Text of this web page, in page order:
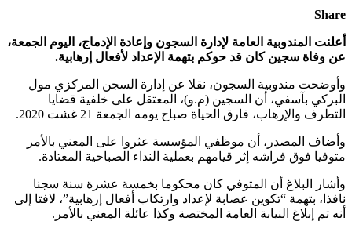
Share
أعلنت المندوبية العامة لإدارة السجون وإعادة الإدماج، اليوم الجمعة،
عن وفاة سجين كان قد حوكم بتهمة الإعداد لأفعال إرهابية.
وأوضحت مندوبية السجون، نقلا عن إدارة السجن المركزي مول
البركي بآسفي، أن السجين (م.و)، المعتقل على خلفية قضايا
التطرف والإرهاب، فارق الحياة صباح يومه الجمعة 21 غشت 2020.
وأضاف المصدر، أن موظفي المؤسسة عثروا على المعني بالأمر
متوفيا فوق فراشه إثر قيامهم بعملية النداء الصباحية المعتادة.
وأشار البلاغ أن المتوفي كان محكوما بخمسة عشرة سنة سجنا
نافذا، بتهمة “تكوين عصابة لإعداد وارتكاب أفعال إرهابية”، لافتا إلى
أنه تم إبلاغ النيابة العامة المختصة وكذا عائلة المعني بالأمر.